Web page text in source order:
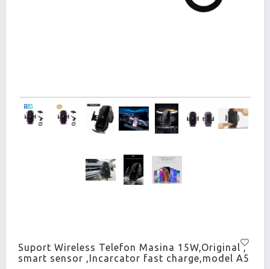
Suport Wireless Telefon Masina 15W,Original ,
smart sensor ,Incarcator fast charge,model A5